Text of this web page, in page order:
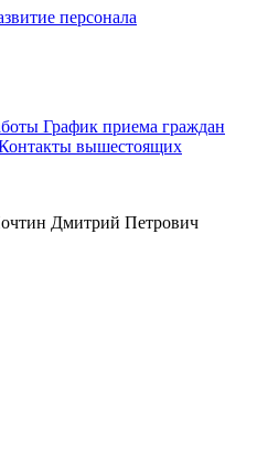
персонала
График приема граждан
вышестоящих
Дмитрий Петрович